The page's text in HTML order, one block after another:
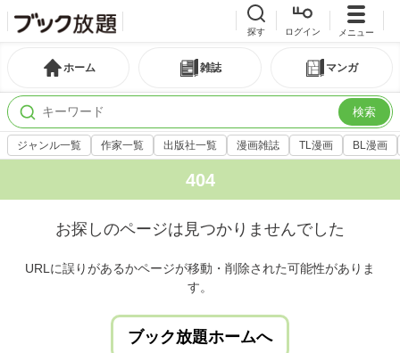
探す ログイン メニュー
ホーム 雑誌 マンガ
検索
ジャンル一覧 作家一覧 出版社一覧 漫画雑誌 TL漫画 BL漫画
404
お探しのページは見つかりませんでした
URLに誤りがあるかページが移動・削除された可能性がありま
す。
ブック放題ホームへ